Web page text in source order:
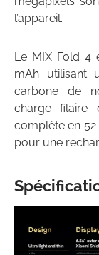
l’appareil.
Le MIX Fold 4
mAh utilisant
carbone de
charge filaire
complète en
pour une